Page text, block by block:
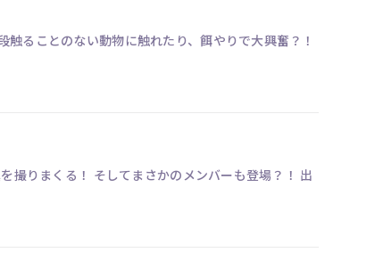
ることのない動物に触れたり、餌やりで大興奮？！
りまくる！ そしてまさかのメンバーも登場？！ 出